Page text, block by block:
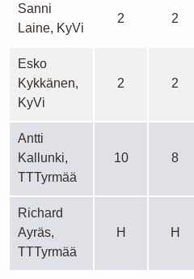
Sanni
Laine, KyVi
2 2
Esko
Kykkänen,
KyVi
2 2
Antti
Kallunki,
TTTyrmää
10 8
Richard
Ayräs,
TTTyrmää
H H